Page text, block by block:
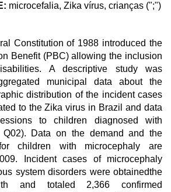
microcefalia, Zika vírus, crianças (";")
Constitution of 1988 introduced the
Benefit (PBC) allowing the inclusion
A descriptive study was
municipal data about the
distribution of the incident cases
to the Zika virus in Brazil and data
to children diagnosed with
Q02). Data on the demand and the
children with microcephaly are
Incident cases of microcephaly
system disorders were obtainedthe
and totaled 2,366 confirmed